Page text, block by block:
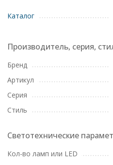
Каталог
Производитель, серия,
Бренд
Артикул
Серия
Стиль
Светотехнические
Кол-во ламп или LED